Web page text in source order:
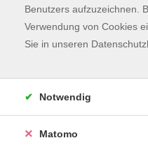
Benutzers aufzuzeichnen.
Verwendung von Cookies
Sie in unseren
Notwendig
Matomo